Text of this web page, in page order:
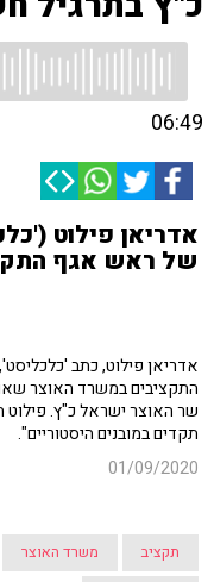
06:49
אדריאן פילוט
של ראש אגף
אדריאן פילוט, כתב
התקציבים במשרד האוצר
שר האוצר ישראל כ"ץ. פילוט
תקדים במובנים היסטוריים".
01/09/2020
תקציב משרד האוצר